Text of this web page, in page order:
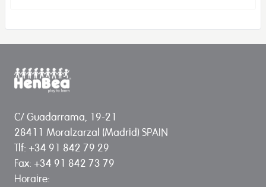
C/ Guadarrama, 19-21
28411 Moralzarzal (Madrid) SPAIN
Tlf: +34 91 842 79 29
Fax: +34 91 842 73 79
Horaire: